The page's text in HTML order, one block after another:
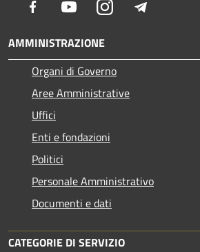
Facebook YoutubeInstagram
AMMINISTRAZIONE
Organi di Governo
Aree Amministrative
Uffici
Enti e fondazioni
Politici
Personale Amministrativo
Documenti e dati
CATEGORIE DI SERVIZIO